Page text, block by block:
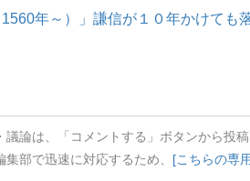
1560年～）」謙信が１０年かけて
論は、「コメントする」ボタンから投稿
部で迅速に対応するため、
[こちらの専